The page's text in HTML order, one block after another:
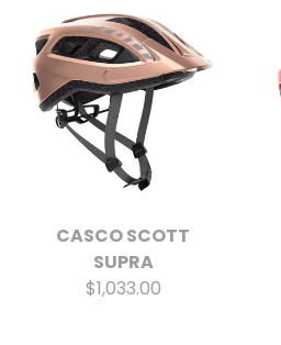
CASCO SCOTT
SUPRA
$1,033.00